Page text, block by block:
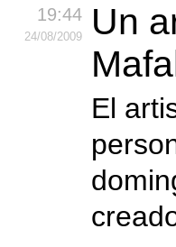
19:44
24/08/2009
Un
El